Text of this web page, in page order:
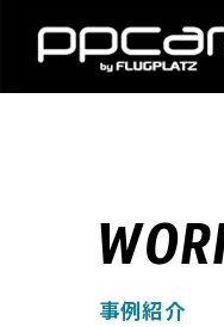
事例紹介